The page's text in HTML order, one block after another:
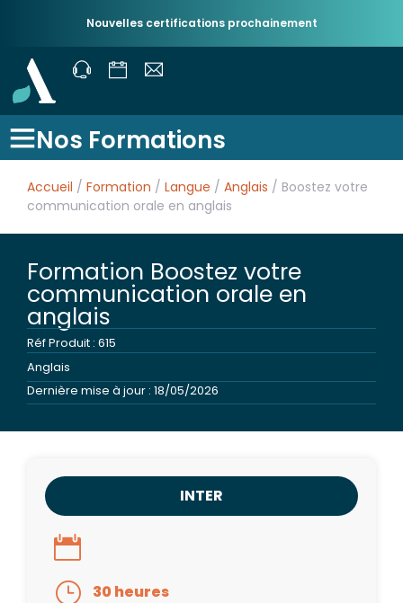
Nouvelles certifications prochainement
Nos Formations
Accueil / Formation / Langue / Anglais / Boostez votre
communication orale en anglais
Formation Boostez votre
communication orale en
anglais
Réf Produit : 615
Anglais
Dernière mise à jour : 18/05/2026
INTER
30 heures